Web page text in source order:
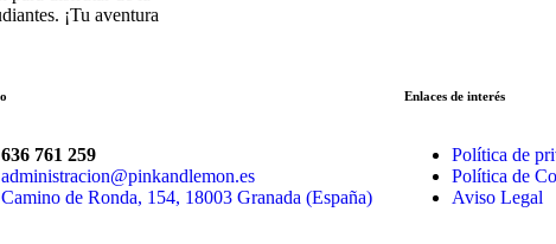
¡Tu aventura
636 761 259
administracion@pinkandlemon.es
Camino de Ronda, 154, 18003 Granada (España)
Enlaces de interés
Política de
Política de
Aviso Legal